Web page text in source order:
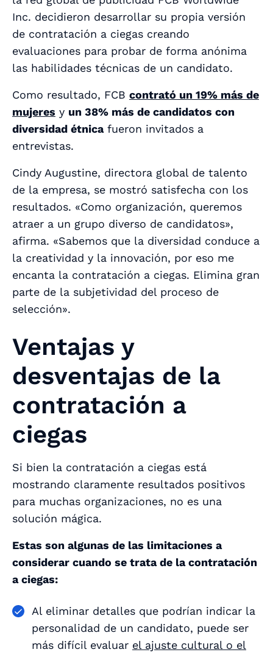
Inc. decidieron desarrollar su propia versión
de contratación a ciegas creando
evaluaciones para probar de forma anónima
las habilidades técnicas de un candidato.
Como resultado, FCB contrató un 19% más de
mujeres y un 38% más de candidatos con
diversidad étnicafueron invitados a
entrevistas.
Cindy Augustine, directora global de talento
de la empresa, se mostró satisfecha con los
resultados. «Como organización, queremos
atraer a un grupo diverso de candidatos»,
afirma. «Sabemos que la diversidad conduce a
la creatividad y la innovación, por eso me
encanta la contratación a ciegas. Elimina gran
parte de la subjetividad del proceso de
selección».
Ventajas y
desventajas de la
contratación a
ciegas
Si bien la contratación a ciegas está
mostrando claramente resultados positivos
para muchas organizaciones, no es una
solución mágica.
Estas son algunas de las limitaciones a
considerar cuando se trata de la contratación
a ciegas:
Al eliminar detalles que podrían indicar la
personalidad de un candidato, puede ser
más difícil evaluar el ajuste cultural o el